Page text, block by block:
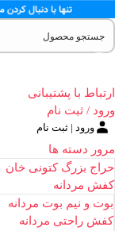
ارتباط با پشتیبانی
ورود / ثبت نام
ورود | ثبت نام
مرور دسته ها
حراج بزرگ کتونی خان
کفش مردانه
بوت و نیم بوت مردانه
کفش راحتی مردانه